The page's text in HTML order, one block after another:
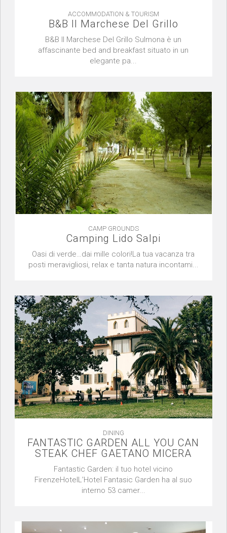
ACCOMMODATION & TOURISM
B&B Il Marchese Del Grillo
B&B Il Marchese Del Grillo Sulmona è un
affascinante bed and breakfast situato in un
elegante pa...
CAMP GROUNDS
Camping Lido Salpi
Oasi di verde…dai mille colori!La tua vacanza tra
posti meravigliosi, relax e tanta natura incontami...
DINING
FANTASTIC GARDEN ALL YOU CAN
STEAK CHEF GAETANO MICERA
Fantastic Garden: il tuo hotel vicino
FirenzeHotelL’Hotel Fantasic Garden ha al suo
interno 53 camer...